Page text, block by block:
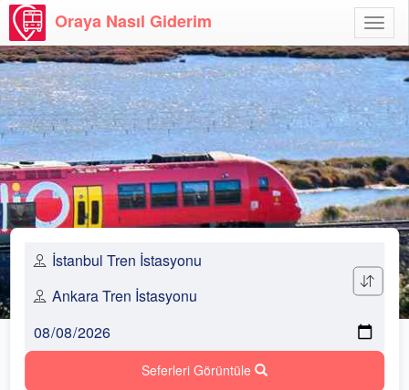
Aç
Oraya Nasıl Giderim
Seferleri Görüntüle